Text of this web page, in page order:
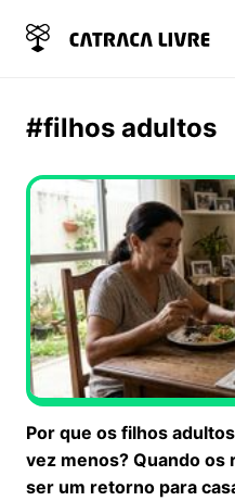
#filhos adultos
Por que os filhos
vez menos? Quando
ser um retorno para